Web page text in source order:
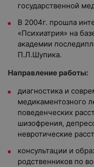
государственной
В 2004г. прошла
«Психиатрия» на
академии
П.Л.Шупика.
Направление работы:
диагностика и
медикаментозного
поведенческих
шизофрения,
невротические
консультации и
родственников по